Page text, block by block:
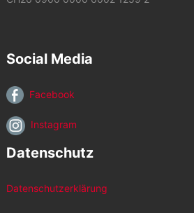
Social Media
Facebook
Instagram
Datenschutz
Datenschutzerklärung